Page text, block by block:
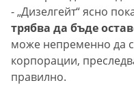
- „Дизелгейт“ ясно
трябва да бъде
може непременно да
корпорации,
правилно.